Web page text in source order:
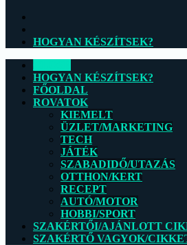
HOGYAN KÉSZÍTSEK?
HOGYAN KÉSZÍTSEK?
FŐOLDAL
ROVATOK
KIEMELT
ÜZLET/MARKETING
TECH
JÁTÉK
SZABADIDŐ/UTAZÁS
OTTHON/KERT
RECEPT
AUTÓ/MOTOR
HOBBI/SPORT
SZAKÉRTŐI/AJÁNLOTT
SZAKÉRTŐ VAGYOK/